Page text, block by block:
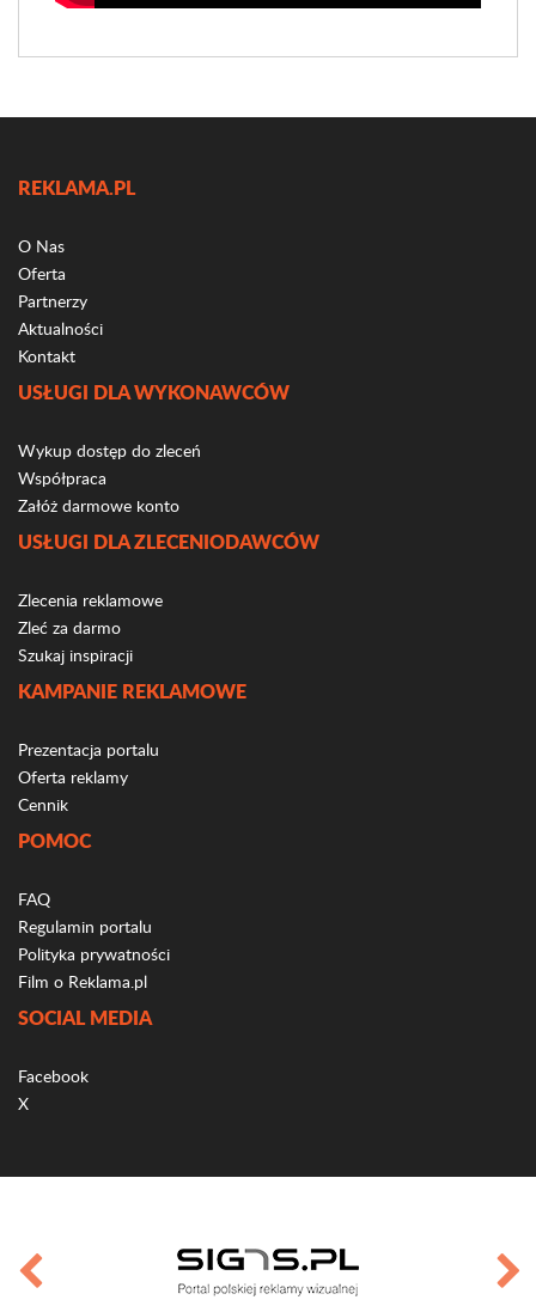
REKLAMA.PL
O Nas
Oferta
Partnerzy
Aktualności
Kontakt
USŁUGI DLA WYKONAWCÓW
Wykup dostęp do zleceń
Współpraca
Załóż darmowe konto
USŁUGI DLA ZLECENIODAWCÓW
Zlecenia reklamowe
Zleć za darmo
Szukaj inspiracji
KAMPANIE REKLAMOWE
Prezentacja portalu
Oferta reklamy
Cennik
POMOC
FAQ
Regulamin portalu
Polityka prywatności
Film o Reklama.pl
SOCIAL MEDIA
Facebook
X